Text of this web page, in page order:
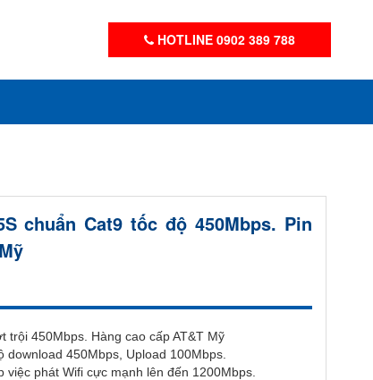
HOTLINE 0902 389 788
chuẩn Cat9 tốc độ 450Mbps. Pin
trội 450Mbps. Hàng cao cấp AT&T Mỹ
450Mbps, Upload 100Mbps.
phát Wifi cực mạnh lên đến 1200Mbps.